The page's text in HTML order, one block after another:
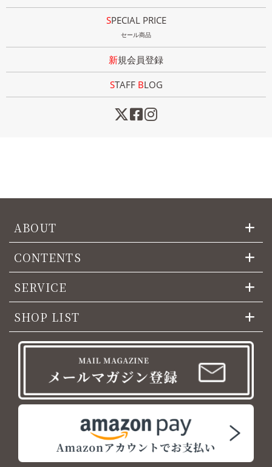
SPECIAL PRICE
セール商品
新規会員登録
STAFF BLOG
ABOUT
CONTENTS
SERVICE
SHOP LIST